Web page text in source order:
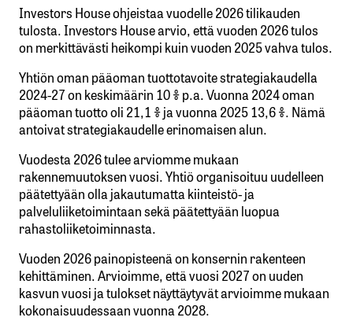
Investors House ohjeistaa vuodelle 2026 tilikauden
tulosta. Investors House arvio, että vuoden 2026 tulos
on merkittävästi heikompi kuin vuoden 2025 vahva tulos.
Yhtiön oman pääoman tuottotavoite strategiakaudella
2024-27 on keskimäärin 10 % p.a. Vuonna 2024 oman
pääoman tuotto oli 21,1 % ja vuonna 2025 13,6 %. Nämä
antoivat strategiakaudelle erinomaisen alun.
Vuodesta 2026 tulee arviomme mukaan
rakennemuutoksen vuosi. Yhtiö organisoituu uudelleen
päätettyään olla jakautumatta kiinteistö- ja
palveluliiketoimintaan sekä päätettyään luopua
rahastoliiketoiminnasta.
Vuoden 2026 painopisteenä on konsernin rakenteen
kehittäminen. Arvioimme, että vuosi 2027 on uuden
kasvun vuosi ja tulokset näyttäytyvät arvioimme mukaan
kokonaisuudessaan vuonna 2028.